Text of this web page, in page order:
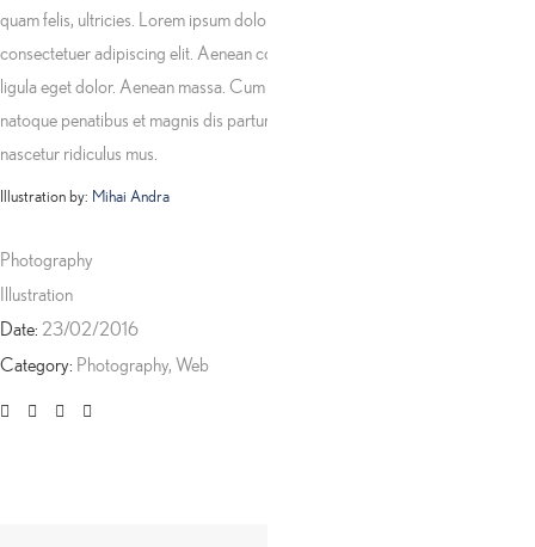
quam felis, ultricies. Lorem ipsum dolor sit amet,
consectetuer adipiscing elit. Aenean commodo
ligula eget dolor. Aenean massa. Cum sociis
natoque penatibus et magnis dis parturient montes,
nascetur ridiculus mus.
Illustration by: Mihai Andra
Photography
Illustration
Date:23/02/2016
Category: Photography, Web